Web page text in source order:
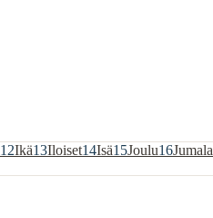
12Ikä13Iloiset14Isä15Joulu16Jumala